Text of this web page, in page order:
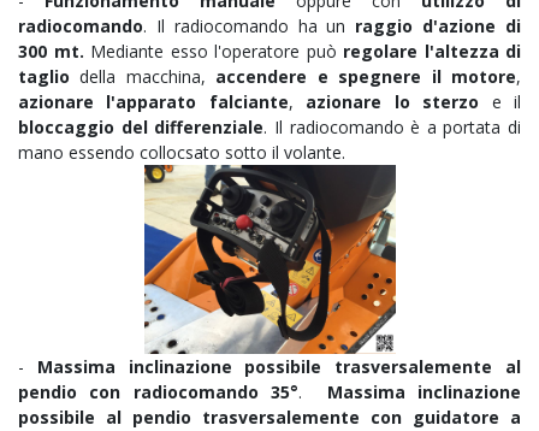
radiocomando. Il radiocomando ha un raggio d'azione di
300 mt. Mediante esso l'operatore può regolare l'altezza di
taglio della macchina, accendere e spegnere il motore,
azionare l'apparato falciante, azionare lo sterzo e il
bloccaggio del differenziale. Il radiocomando è a portata di
mano essendo collocsato sotto il volante.
- Massima inclinazione possibile trasversalemente al
pendio con radiocomando 35°. Massima inclinazione
possibile al pendio trasversalemente con guidatore a